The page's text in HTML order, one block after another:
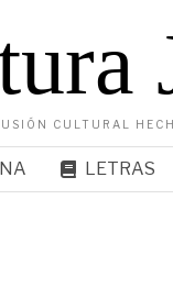
CULTURAL
LETRAS